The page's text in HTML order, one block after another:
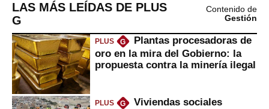
LAS MÁS LEÍDAS DE PLUS
G
Contenido de
Gestión
PLUS G
Plantas procesadoras de
oro en la mira del Gobierno: la
propuesta contra la minería ilegal
PLUS G
Viviendas sociales